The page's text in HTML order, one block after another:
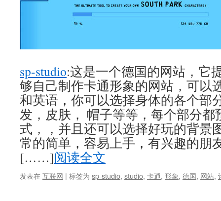
sp-studio:这是一个德国的网站，它
够自己制作卡通形象的网站，可以
和英语，你可以选择身体的各个部
发，皮肤， 帽子等等，每个部分
式，，并且还可以选择好玩的背景
常的简单，容易上手，有兴趣的朋
[……]阅读全文
发表在 互联网 | 标签为 sp-studio, studio, 卡通, 形象, 德国, 网站,